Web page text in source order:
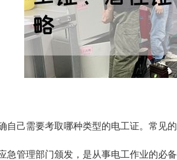
自己需要考取哪种类型的电工证。常见
急管理部门颁发，是从事电工作业的必